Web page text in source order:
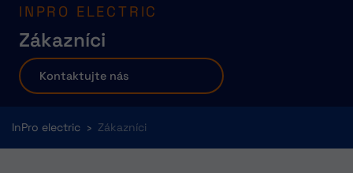
INPRO ELECTRIC
Zákazníci
Kontaktujte nás
InPro electric Zákazníci